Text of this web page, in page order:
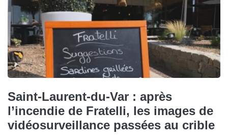
Saint-Laurent-du-Var : après
l’incendie de Fratelli, les images de
vidéosurveillance passées au crible